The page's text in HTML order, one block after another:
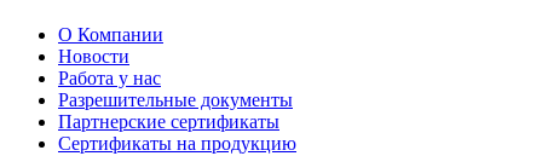
О Компании
Новости
Работа у нас
Разрешительные документы
Партнерские сертификаты
Сертификаты на продукцию